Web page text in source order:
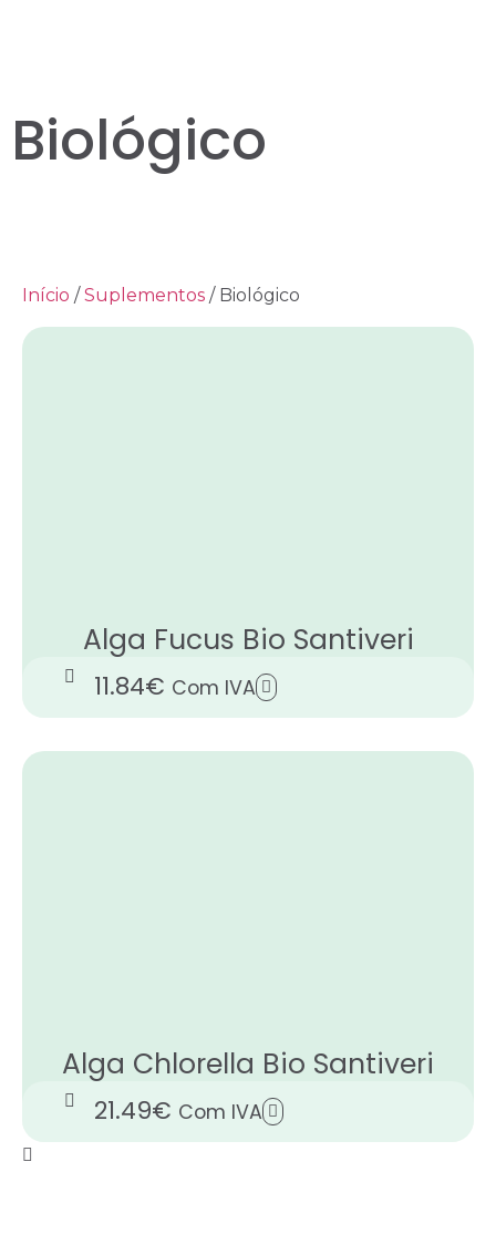
Biológico
Início /Suplementos / Biológico
Alga Fucus Bio Santiveri
11.84€ Com IVA
Alga Chlorella Bio Santiveri
21.49€ Com IVA